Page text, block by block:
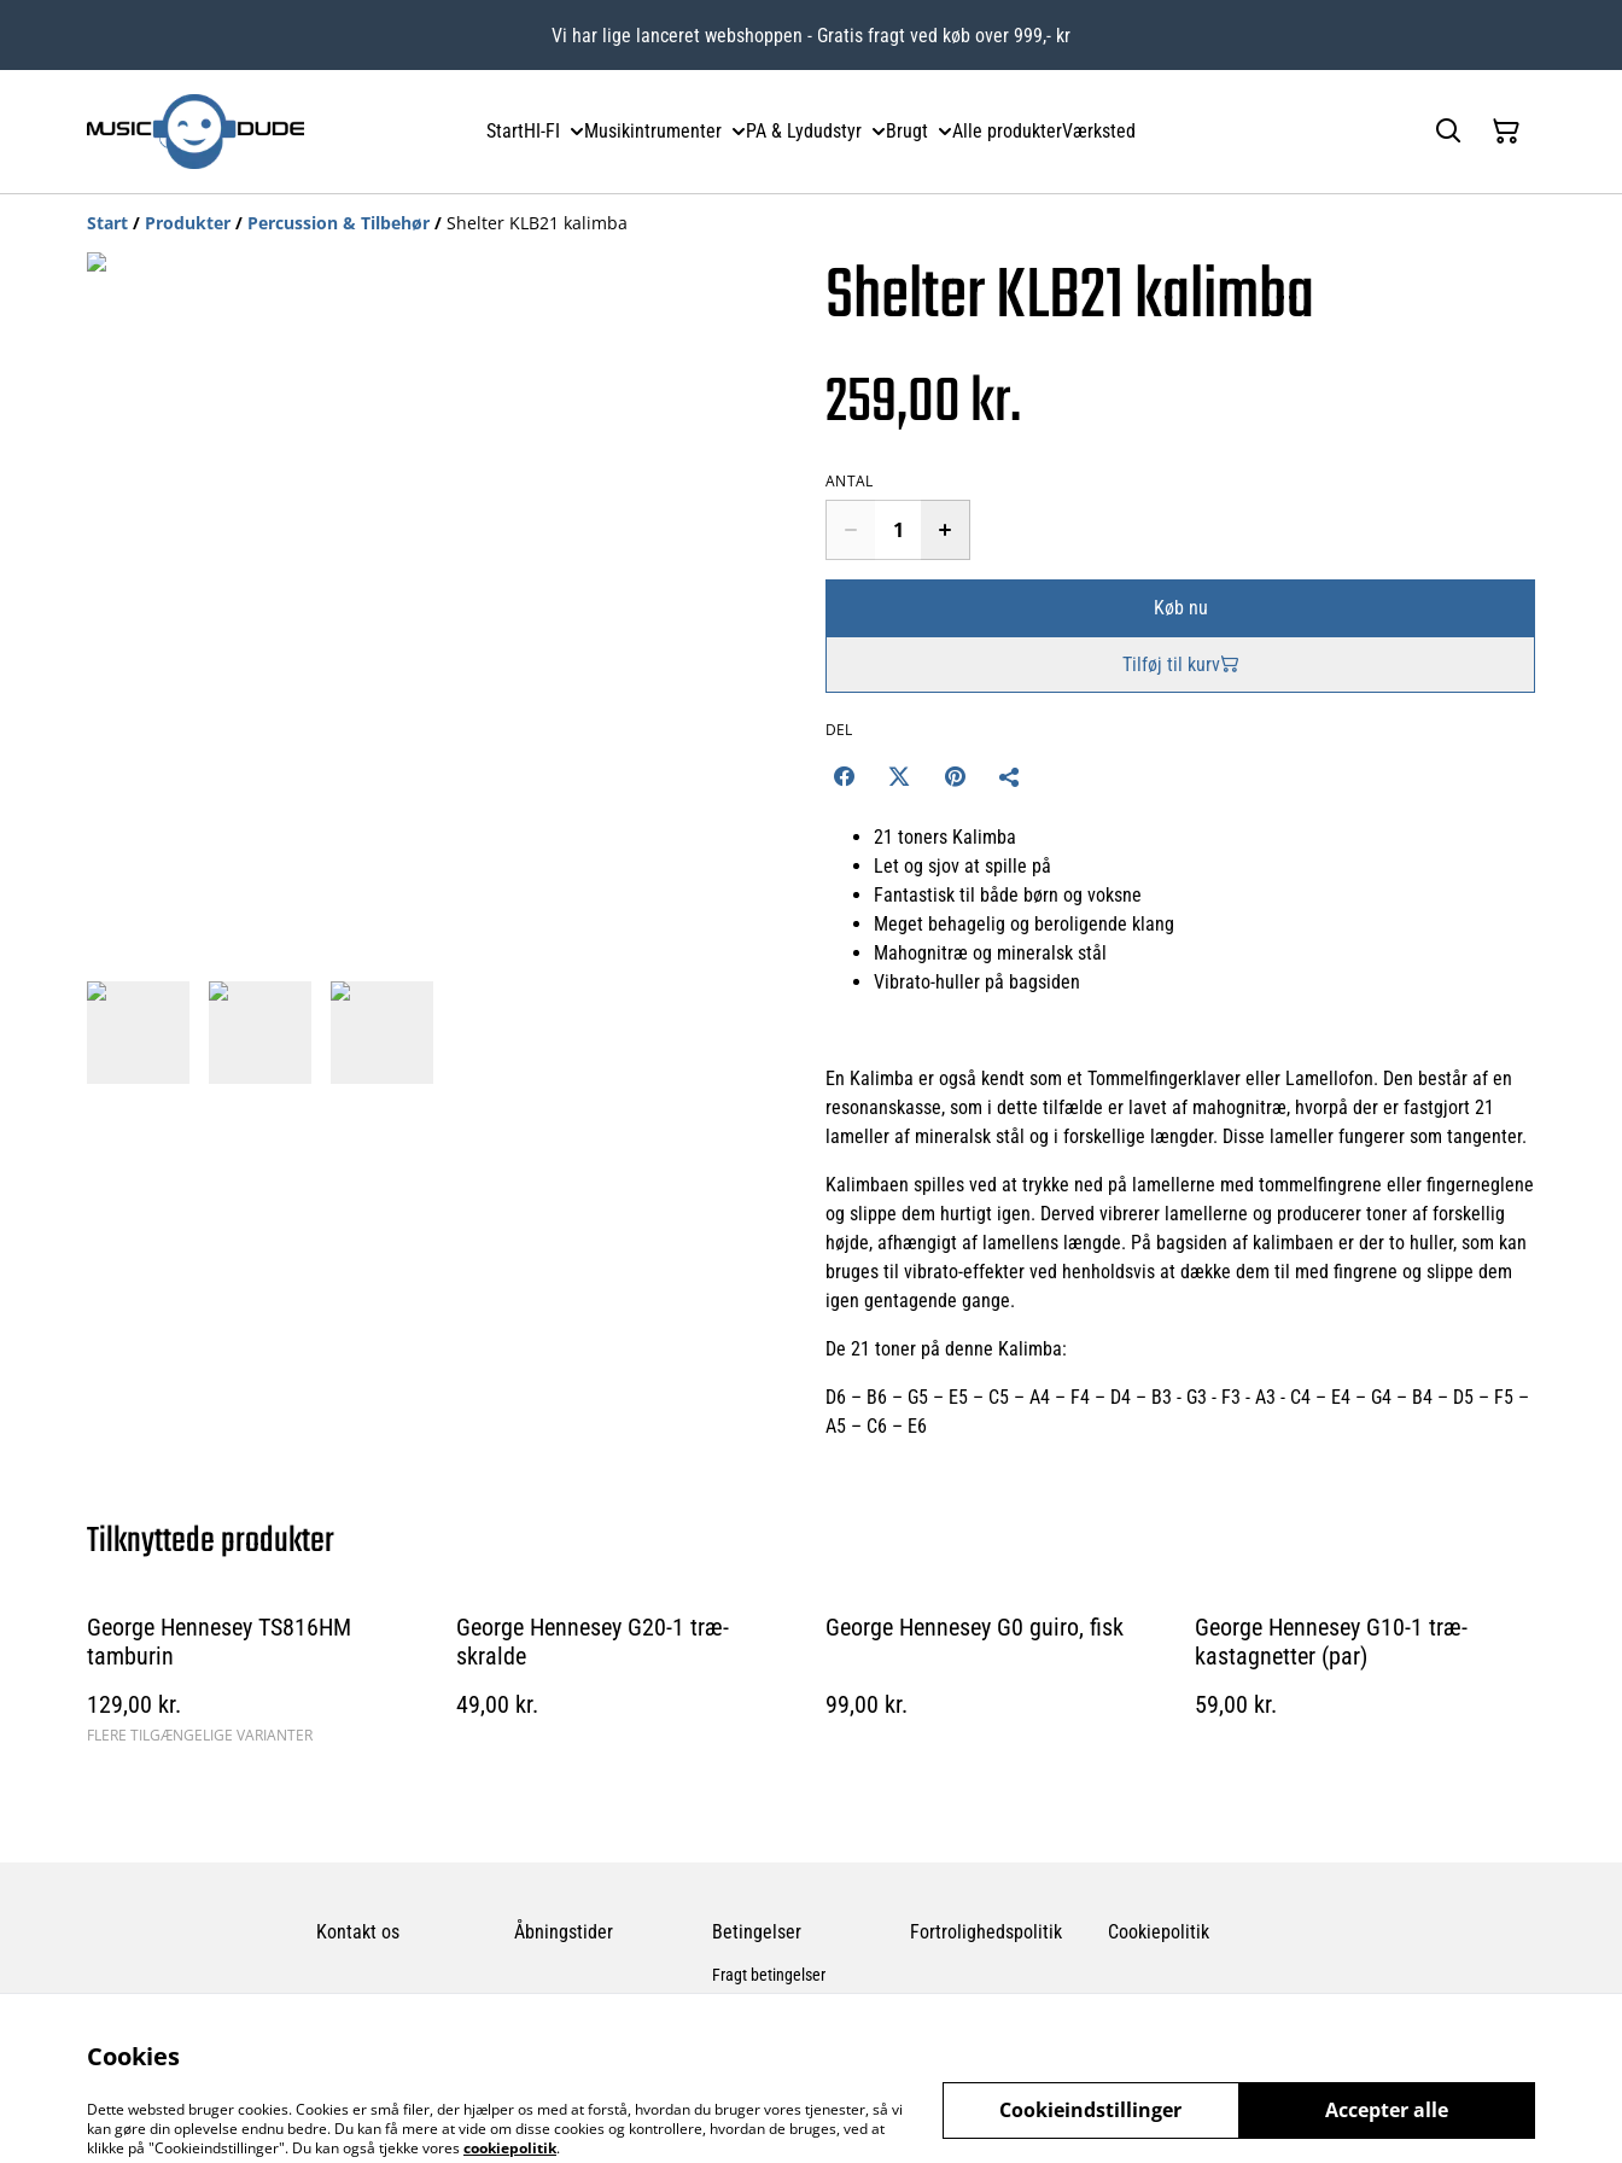
Vi har lige lanceret webshoppen - Gratis fragt ved køb over 999,- kr
StartHI-FI Musikintrumenter PA & Lydudstyr Brugt Alle produkterVærksted
Start / Produkter / Percussion & Tilbehør / Shelter KLB21 kalimba
Shelter KLB21 kalimba
259,00 kr.
ANTAL
Køb nu
Tilføj til kurv
DEL
21 toners Kalimba
Let og sjov at spille på
Fantastisk til både børn og voksne
Meget behagelig og beroligende klang
Mahognitræ og mineralsk stål
Vibrato-huller på bagsiden
En Kalimba er også kendt som et Tommelfingerklaver eller Lamellofon. Den består af en
resonanskasse, som i dette tilfælde er lavet af mahognitræ, hvorpå der er fastgjort 21
lameller af mineralsk stål og i forskellige længder. Disse lameller fungerer som tangenter.
Kalimbaen spilles ved at trykke ned på lamellerne med tommelfingrene eller fingerneglene
og slippe dem hurtigt igen. Derved vibrerer lamellerne og producerer toner af forskellig
højde, afhængigt af lamellens længde. På bagsiden af kalimbaen er der to huller, som kan
bruges til vibrato-effekter ved henholdsvis at dække dem til med fingrene og slippe dem
igen gentagende gange.
De 21 toner på denne Kalimba:
D6 – B6 – G5 – E5 – C5 – A4 – F4 – D4 – B3 - G3 - F3 - A3 - C4 – E4 – G4 – B4 – D5 – F5 –
A5 – C6 – E6
Tilknyttede produkter
George Hennesey TS816HM
tamburin
129,00 kr.
FLERE TILGÆNGELIGE VARIANTER
George Hennesey G20-1 træ-
skralde
49,00 kr.
George Hennesey G0 guiro, fisk
99,00 kr.
George Hennesey G10-1 træ-
kastagnetter (par)
59,00 kr.
Kontakt os Åbningstider Betingelser
Fragt betingelser
Fortrolighedspolitik Cookiepolitik
Cookies
Dette websted bruger cookies. Cookies er små filer, der hjælper os med at forstå, hvordan du bruger vores tjenester, så vi
kan gøre din oplevelse endnu bedre. Du kan få mere at vide om disse cookies og kontrollere, hvordan de bruges, ved at
klikke på "Cookieindstillinger". Du kan også tjekke vorescookiepolitik.
Accepter alle
Cookieindstillinger